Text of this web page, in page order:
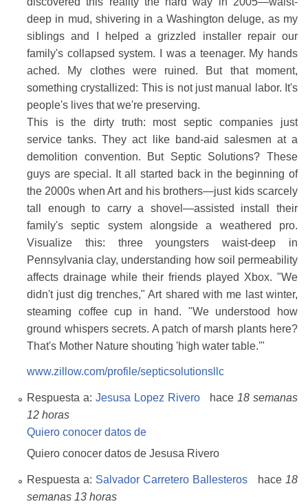
deep in mud, shivering in a Washington deluge, as my
siblings and I helped a grizzled installer repair our
family's collapsed system. I was a teenager. My hands
ached. My clothes were ruined. But that moment,
something crystallized: This is not just manual labor. It's
people's lives that we're preserving.
This is the dirty truth: most septic companies just
service tanks. They act like band-aid salesmen at a
demolition convention. But Septic Solutions? These
guys are special. It all started back in the beginning of
the 2000s when Art and his brothers—just kids scarcely
tall enough to carry a shovel—assisted install their
family's septic system alongside a weathered pro.
Visualize this: three youngsters waist-deep in
Pennsylvania clay, understanding how soil permeability
affects drainage while their friends played Xbox. "We
didn't just dig trenches," Art shared with me last winter,
steaming coffee cup in hand. "We understood how
ground whispers secrets. A patch of marsh plants here?
That's Mother Nature shouting 'high water table.'"
www.zillow.com/profile/septicsolutionsllc
Respuesta a: Jesusa Lopez Rivero hace 18 semanas
12 horas
Quiero conocer datos de
Quiero conocer datos de Jesusa Rivero
Respuesta a: Salvador Carretero Ballesteros hace 18
semanas 13 horas